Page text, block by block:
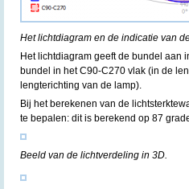
Het lichtdiagram en de indicatie van
Het lichtdiagram geeft de bundel aan
bundel in het C90-C270 vlak (in de
lengterichting van de lamp).
Bij het berekenen van de
te bepalen: dit is berekend op 87
Beeld van de lichtverdeling in 3D.